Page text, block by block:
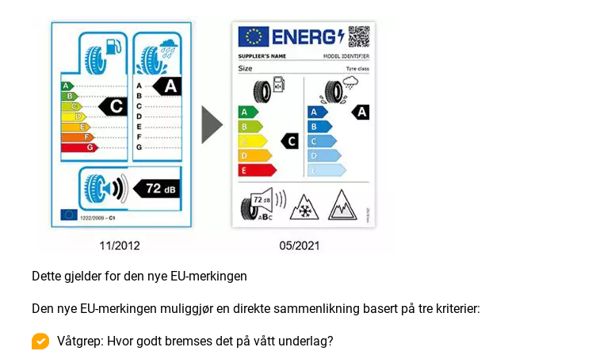
Dette gjelder for den nye EU-merkingen
Den nye EU-merkingen muliggjør en direkte sammenlikning basert på tre kriterier:
Våtgrep: Hvor godt bremses det på vått underlag?